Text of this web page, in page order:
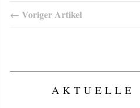
← Voriger Artikel
AKTUELLE